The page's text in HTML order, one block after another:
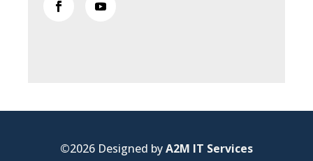
©2026 Designed byA2M IT Services